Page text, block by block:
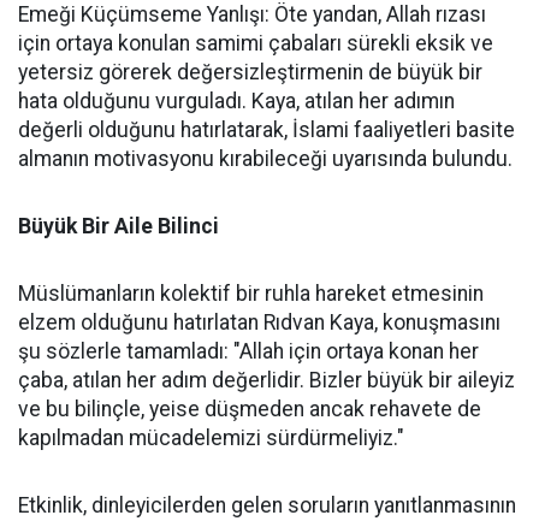
Emeği Küçümseme Yanlışı: Öte yandan, Allah rızası
için ortaya konulan samimi çabaları sürekli eksik ve
yetersiz görerek değersizleştirmenin de büyük bir
hata olduğunu vurguladı. Kaya, atılan her adımın
değerli olduğunu hatırlatarak, İslami faaliyetleri basite
almanın motivasyonu kırabileceği uyarısında bulundu.
Büyük Bir Aile Bilinci
Müslümanların kolektif bir ruhla hareket etmesinin
elzem olduğunu hatırlatan Rıdvan Kaya, konuşmasını
şu sözlerle tamamladı: "Allah için ortaya konan her
çaba, atılan her adım değerlidir. Bizler büyük bir aileyiz
ve bu bilinçle, yeise düşmeden ancak rehavete de
kapılmadan mücadelemizi sürdürmeliyiz."
Etkinlik, dinleyicilerden gelen soruların yanıtlanmasının